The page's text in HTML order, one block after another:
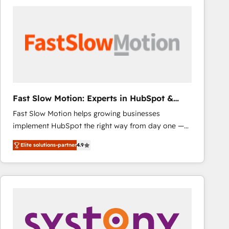
One company, one operating model, delivering
across offices and consulting teams in the UK, USA,
international offices and 175+ employees.
Fast Slow Motion: Experts in HubSpot &
Salesforce
Fast Slow Motion helps growing businesses
implement HubSpot the right way from day one —
with the flexibility to scale as complexity increases.
Highly certified in both HubSpot and Salesforce, we
bring deep experience in CRM implementation,
integrations, and data migration across modern
combines strong technical execution with real
business perspective. Many of our consultants have
Elite solutions-partner4.9